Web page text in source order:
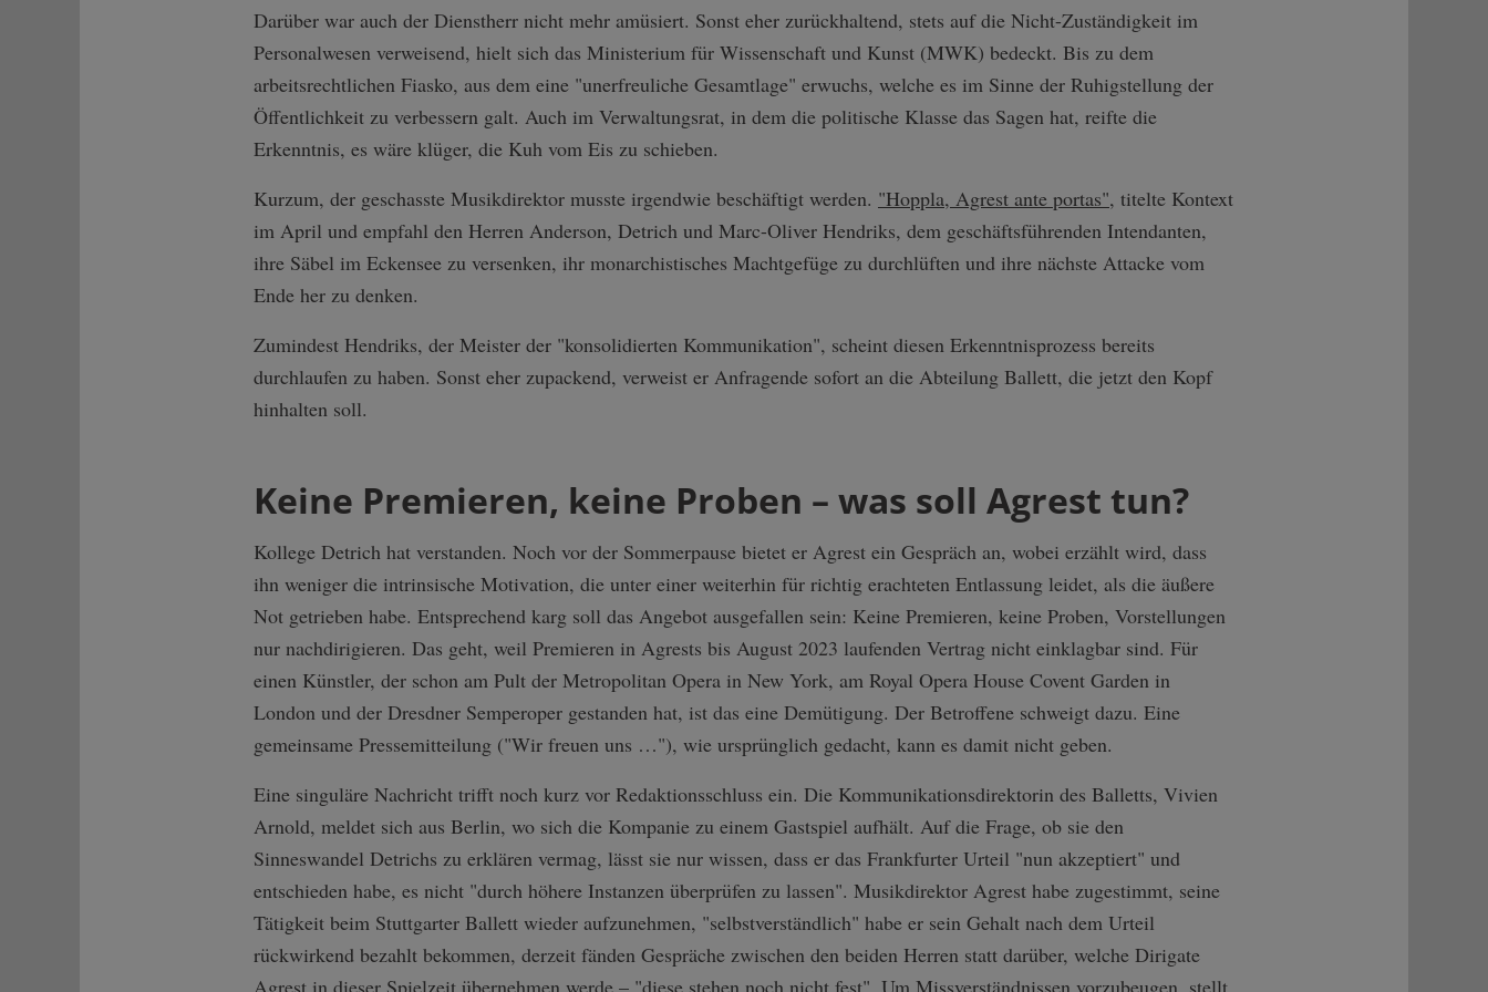
Darüber war auch der Dienstherr nicht mehr amüsiert. Sonst eher zurückhaltend, stets auf die Nicht-Zuständigkeit im
Personalwesen verweisend, hielt sich das Ministerium für Wissenschaft und Kunst (MWK) bedeckt. Bis zu dem
arbeitsrechtlichen Fiasko, aus dem eine "unerfreuliche Gesamtlage" erwuchs, welche es im Sinne der Ruhigstellung der
Öffentlichkeit zu verbessern galt. Auch im Verwaltungsrat, in dem die politische Klasse das Sagen hat, reifte die
Erkenntnis, es wäre klüger, die Kuh vom Eis zu schieben.
Kurzum, der geschasste Musikdirektor musste irgendwie beschäftigt werden. "Hoppla, Agrest ante portas", titelte Kontext
im April und empfahl den Herren Anderson, Detrich und Marc-Oliver Hendriks, dem geschäftsführenden Intendanten,
ihre Säbel im Eckensee zu versenken, ihr monarchistisches Machtgefüge zu durchlüften und ihre nächste Attacke vom
Ende her zu denken.
Zumindest Hendriks, der Meister der "konsolidierten Kommunikation", scheint diesen Erkenntnisprozess bereits
durchlaufen zu haben. Sonst eher zupackend, verweist er Anfragende sofort an die Abteilung Ballett, die jetzt den Kopf
hinhalten soll.
Keine Premieren, keine Proben – was soll Agrest tun?
Kollege Detrich hat verstanden. Noch vor der Sommerpause bietet er Agrest ein Gespräch an, wobei erzählt wird, dass
ihn weniger die intrinsische Motivation, die unter einer weiterhin für richtig erachteten Entlassung leidet, als die äußere
Not getrieben habe. Entsprechend karg soll das Angebot ausgefallen sein: Keine Premieren, keine Proben, Vorstellungen
nur nachdirigieren. Das geht, weil Premieren in Agrests bis August 2023 laufenden Vertrag nicht einklagbar sind. Für
einen Künstler, der schon am Pult der Metropolitan Opera in New York, am Royal Opera House Covent Garden in
London und der Dresdner Semperoper gestanden hat, ist das eine Demütigung. Der Betroffene schweigt dazu. Eine
gemeinsame Pressemitteilung ("Wir freuen uns …"), wie ursprünglich gedacht, kann es damit nicht geben.
Eine singuläre Nachricht trifft noch kurz vor Redaktionsschluss ein. Die Kommunikationsdirektorin des Balletts, Vivien
Arnold, meldet sich aus Berlin, wo sich die Kompanie zu einem Gastspiel aufhält. Auf die Frage, ob sie den
Sinneswandel Detrichs zu erklären vermag, lässt sie nur wissen, dass er das Frankfurter Urteil "nun akzeptiert" und
entschieden habe, es nicht "durch höhere Instanzen überprüfen zu lassen". Musikdirektor Agrest habe zugestimmt, seine
Tätigkeit beim Stuttgarter Ballett wieder aufzunehmen, "selbstverständlich" habe er sein Gehalt nach dem Urteil
rückwirkend bezahlt bekommen, derzeit fänden Gespräche zwischen den beiden Herren statt darüber, welche Dirigate